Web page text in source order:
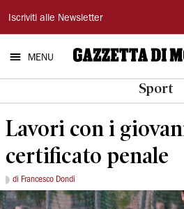
Gazzetta
di
Modena
Iscriviti alle Newsletter
MENU
Sport
Lavori con i
certificato penale
di Francesco Dondi